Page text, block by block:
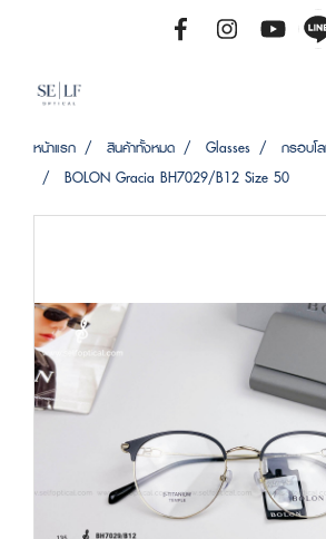
หน้าแรก สินค้าทั้งหมด Glasses
กรอบโ
BOLON Gracia BH7029/B12 Size 50